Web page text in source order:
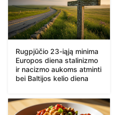
Rugpjūčio 23-iąją minima
Europos diena stalinizmo
ir nacizmo aukoms atminti
bei Baltijos kelio diena